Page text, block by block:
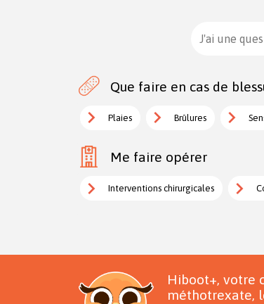
J'ai une
Que faire en cas de
Plaies Brûlures
Me faire opérer
Interventions chirurgicales
Hiboot+, votre
méthotrexate,